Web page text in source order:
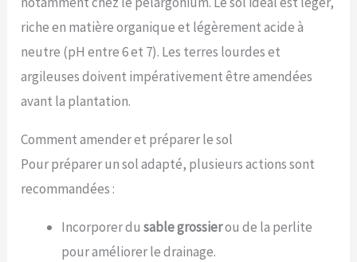
riche en matière organique et légèrement acide à
neutre (pH entre 6 et 7). Les terres lourdes et
argileuses doivent impérativement être amendées
avant la plantation.
Comment amender et préparer le sol
Pour préparer un sol adapté, plusieurs actions sont
recommandées :
Incorporer dusable grossierou de la perlite
pour améliorer le drainage.